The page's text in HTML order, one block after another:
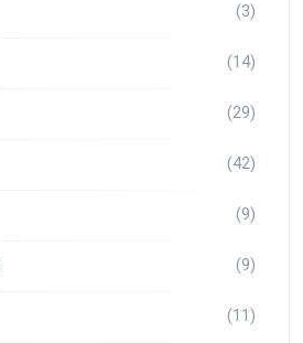
(3)
(14)
(29)
(42)
(9)
(9)
(11)